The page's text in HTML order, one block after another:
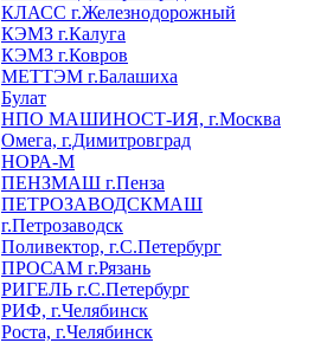
КЛАСС г.Железнодорожный
КЭМЗ г.Калуга
КЭМЗ г.Ковров
МЕТТЭМ г.Балашиха
Булат
НПО МАШИНОСТ-ИЯ, г.Москва
Омега, г.Димитровград
НОРА-М
ПЕНЗМАШ г.Пенза
ПЕТРОЗАВОДСКМАШ
г.Петрозаводск
Поливектор, г.С.Петербург
ПРОСАМ г.Рязань
РИГЕЛЬ г.С.Петербург
РИФ, г.Челябинск
Роста, г.Челябинск